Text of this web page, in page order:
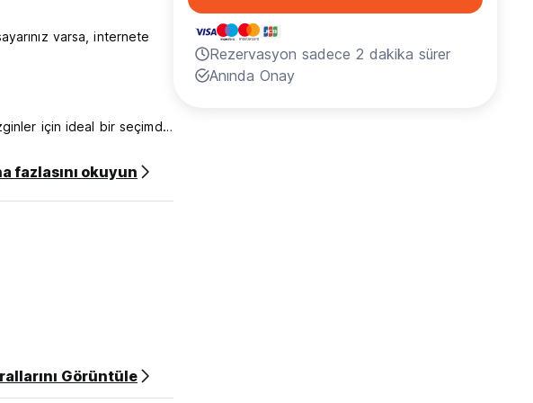
varsa, internete
için ideal bir seçimdir.
takdirde SMS ile yön
çalıştığından emin
bitki örtüsü, neredeyse
ya da ılık kış
yürüyerek veya
bir
fazlasını okuyun
Görüntüle
Rezervasyon sadece 2 dakika sürer
Anında Onay